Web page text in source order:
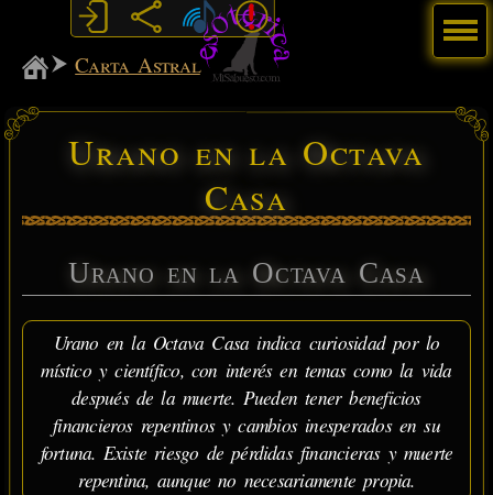
MiSabueso
Carta Astral
Urano en la Octava
Casa
Urano en la Octava Casa
Urano en la Octava Casa indica curiosidad por lo
místico y científico, con interés en temas como la vida
después de la muerte. Pueden tener beneficios
financieros repentinos y cambios inesperados en su
fortuna. Existe riesgo de pérdidas financieras y muerte
repentina, aunque no necesariamente propia.
Menú